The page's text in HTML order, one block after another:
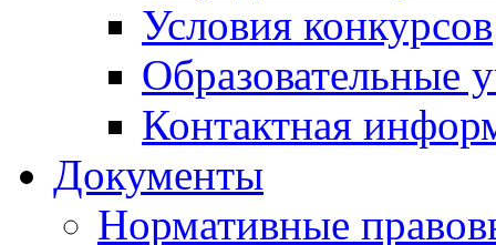
Условия конкурсов
Образовательные
Контактная
Документы
Нормативные